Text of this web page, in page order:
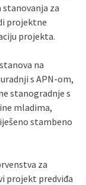
za
projektne
projekta.
na
s APN-om,
stanogradnje s
mladima,
stambeno
za
projekt predviđa